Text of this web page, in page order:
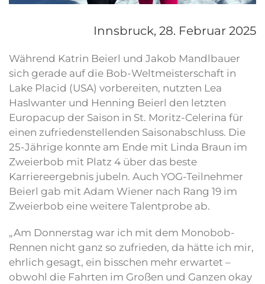
Innsbruck, 28. Februar 2025
Während Katrin Beierl und Jakob Mandlbauer
sich gerade auf die Bob-Weltmeisterschaft in
Lake Placid (USA) vorbereiten, nutzten Lea
Haslwanter und Henning Beierl den letzten
Europacup der Saison in St. Moritz-Celerina für
einen zufriedenstellenden Saisonabschluss. Die
25-Jährige konnte am Ende mit Linda Braun im
Zweierbob mit Platz 4 über das beste
Karriereergebnis jubeln. Auch YOG-Teilnehmer
Beierl gab mit Adam Wiener nach Rang 19 im
Zweierbob eine weitere Talentprobe ab.
„Am Donnerstag war ich mit dem Monobob-
Rennen nicht ganz so zufrieden, da hätte ich mir,
ehrlich gesagt, ein bisschen mehr erwartet –
obwohl die Fahrten im Großen und Ganzen okay